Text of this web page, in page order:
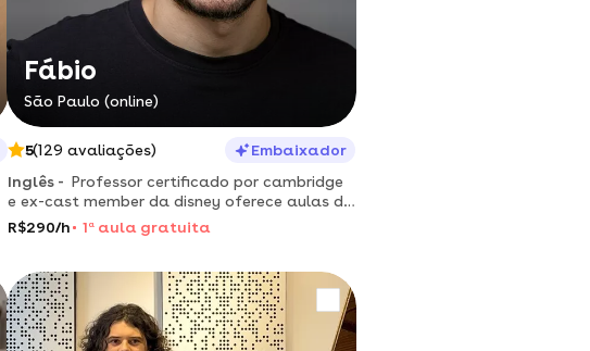
Fábio
São Paulo (online)
5(129 avaliações)
Embaixador
Inglês - Professor certificado por cambridge
e ex-cast member da disney oferece aulas de
inglês para alunos de todos os níveis
R$290/h 1 a aula gratuita